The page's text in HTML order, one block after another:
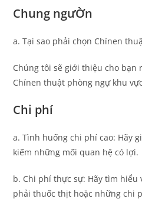
Chung ngưỜn
a. Tại sao phải chọn Chínen
Chúng tôi sẽ giới thiệu cho bạn
Chínen thuật phòng ngự khu
Chi phí
a. Tình huống chi phí cao: Hãy
kiếm những mối quan hệ có lợi.
b. Chi phí thực sự: Hãy tìm hiểu
phải thuốc thịt hoặc những chi